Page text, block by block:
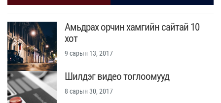
Амьдрах орчин хамгийн сайтай 10
хот
9 сарын 13, 2017
Шилдэг видео тоглоомууд
8 сарын 30, 2017